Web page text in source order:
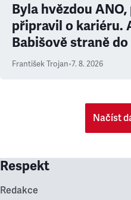
Byla hvězdou
připravil o kariéru.
Babišově straně
František Trojan•7. 8. 2026
Načíst
Respekt
Redakce